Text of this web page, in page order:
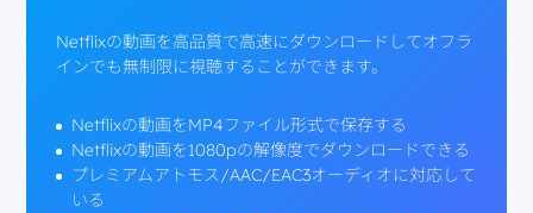
Netflixの動画を高品質で高速にダウンロードしてオフラ
インでも無制限に視聴することができます。
Netflixの動画をMP4ファイル形式で保存する
Netflixの動画を1080pの解像度でダウンロードできる
プレミアムアトモス/AAC/EAC3オーディオに対応して
いる